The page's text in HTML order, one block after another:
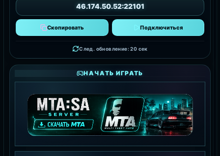
46.174.50.52:22101
Скопировать Подключиться
След. обновление: 18 сек
НАЧАТЬ ИГРАТЬ
MTA:SA SERVER